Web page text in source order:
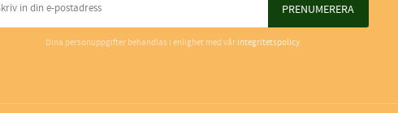
PRENUMERERA
Dina personuppgifter behandlas i enlighet med vår integritetspolicy.